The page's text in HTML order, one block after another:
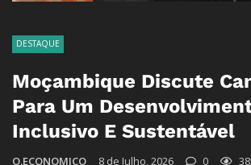
DESTAQUE
Moçambique Discute
Para Um
Inclusivo E Sustentável
O.ECONOMICO 8 de Julho, 2026 0